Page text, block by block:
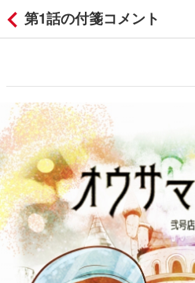
第1話の付箋コメント